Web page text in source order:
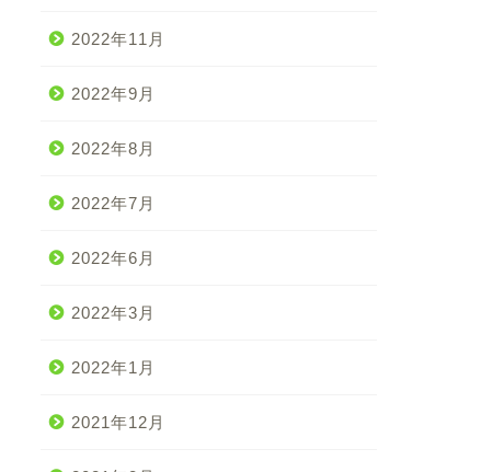
2022年11月
2022年9月
2022年8月
2022年7月
2022年6月
2022年3月
2022年1月
2021年12月